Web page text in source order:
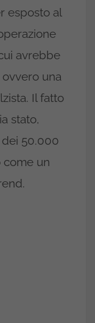
esposto al
avrebbe
una
Il fatto
stato,
50.000
come un